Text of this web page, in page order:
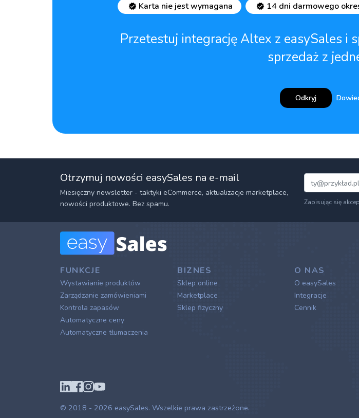
Karta nie jest wymagana 14 dni darmowego
Przetestuj integrację Altex z easySales i
sprzedaż z
Odkryj
Otrzymuj nowości easySales na e-mail
Miesięczny newsletter - taktyki eCommerce, aktualizacje marketplace,
nowości produktowe. Bez spamu.
Zapisując się
FUNKCJE
Wystawianie produktów
Zarządzanie zamówieniami
Kontrola zapasów
Automatyczne ceny
Automatyczne tłumaczenia
BIZNES
Sklep online
Marketplace
Sklep fizyczny
O NAS
O easySales
Integracje
Cennik
© 2018 - 2026 easySales. Wszelkie prawa zastrzeżone.